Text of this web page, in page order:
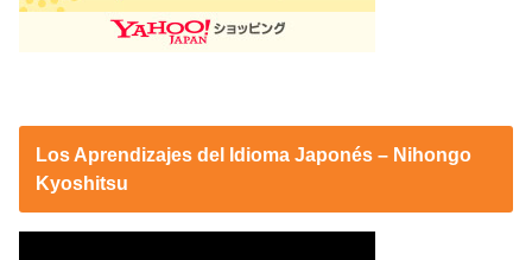
Los Aprendizajes del Idioma Japonés – Nihongo
Kyoshitsu